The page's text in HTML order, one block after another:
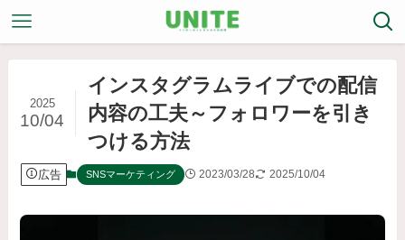
インスタグラムライブでの配信
内容の工夫～フォロワーを引き
つける方法
2025
10/04
広告 SNSマーケティング 2023/03/28 2025/10/04